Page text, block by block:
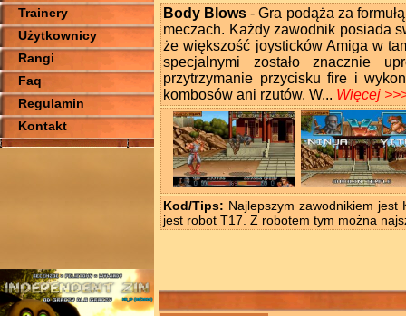
Trainery
Użytkownicy
Rangi
Faq
Regulamin
Kontakt
Body Blows - Gra podąża za
meczach. Każdy zawodnik posiada
że większość joysticków Amiga w
specjalnymi zostało znacznie
przytrzymanie przycisku fire i
kombosów ani rzutów. W... Więcej
Kod/Tips: Najlepszym zawodnikiem
jest robot T17. Z robotem tym można